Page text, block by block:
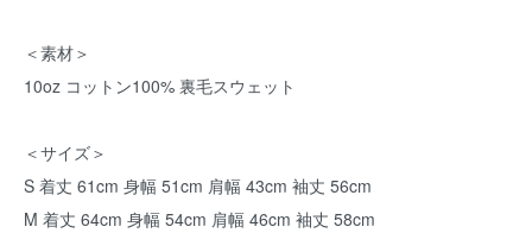
＜素材＞
10oz コットン100% 裏毛スウェット
＜サイズ＞
S 着丈 61cm 身幅 51cm 肩幅 43cm 袖丈 56cm
M 着丈 64cm 身幅 54cm 肩幅 46cm 袖丈 58cm